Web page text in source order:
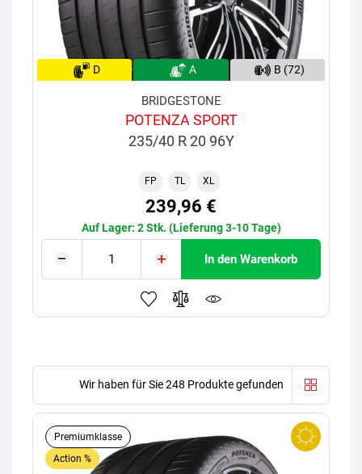
D A B (72)
BRIDGESTONE
POTENZA SPORT
235/40 R 20 96Y
FP TL XL
239,96 €
Auf Lager: 2 Stk. (Lieferung 3-10 Tage)
In den Warenkorb
Wir haben für Sie 248 Produkte gefunden
Premiumklasse
Action %